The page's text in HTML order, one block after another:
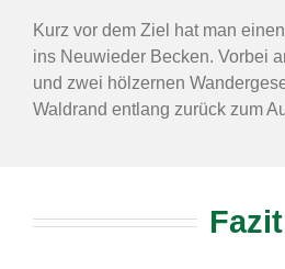
Kurz vor dem Ziel hat man
ins Neuwieder Becken. Vorbei
und zwei hölzernen
Waldrand entlang zurück zum
Fazit